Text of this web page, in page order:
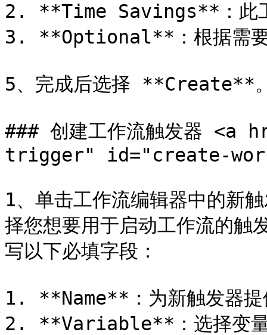
2. **Time Savings**：此工
3. **Optional**：根据需要
5、完成后选择 **Create**
### 创建工作流触发器
trigger" id="create-
1、单击工作流编辑器中的新
择您想要用于启动工作流的
写以下必填字段：
1. **Name**：为新触发器提
2. **Variable**：选择变